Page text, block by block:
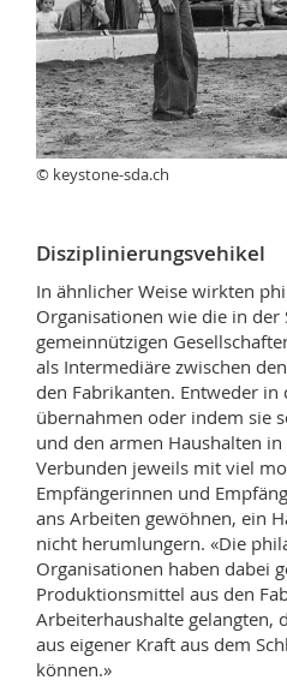
© keystone-sda.ch
Disziplinierungsvehikel
In ähnlicher Weise wirkten
Organisationen wie die in der
gemeinnützigen
als Intermediäre zwischen
den Fabrikanten. Entweder in
übernahmen oder indem sie
und den armen Haushalten
Verbunden jeweils mit viel
Empfängerinnen und
ans Arbeiten gewöhnen, ein
nicht herumlungern. «Die
Organisationen haben dabei
Produktionsmittel aus den
Arbeiterhaushalte gelangten,
aus eigener Kraft aus dem
können.»